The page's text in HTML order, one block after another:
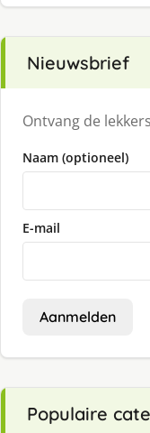
Nieuwsbrief
Ontvang de
Naam (optioneel)
E-mail
Aanmelden
Populaire